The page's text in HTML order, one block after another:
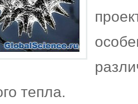
тепла.